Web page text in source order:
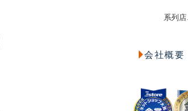
系列
会社概要